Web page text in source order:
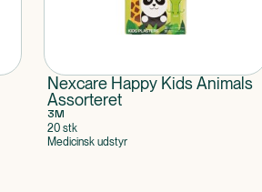
Nexcare Happy Kids Animals
Assorteret
3M
20 stk
Medicinsk udstyr